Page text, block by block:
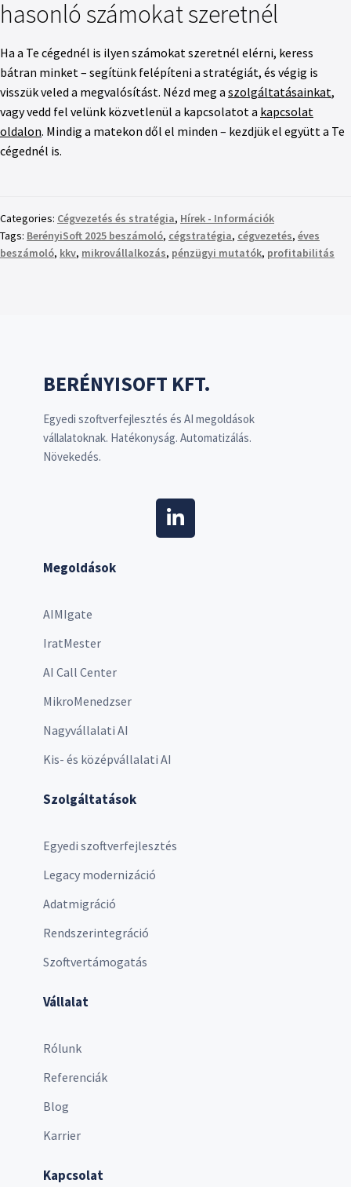
hasonló számokat szeretnél
Ha a Te cégednél is ilyen számokat szeretnél elérni, keress
bátran minket – segítünk felépíteni a stratégiát, és végig is
visszük veled a megvalósítást. Nézd meg a szolgáltatásainkat,
vagy vedd fel velünk közvetlenül a kapcsolatot a kapcsolat
oldalon. Mindig a matekon dől el minden – kezdjük el együtt a Te
cégednél is.
Categories: Cégvezetés és stratégia, Hírek - Információk
Tags: BerényiSoft 2025 beszámoló, cégstratégia, cégvezetés, éves
beszámoló, kkv, mikrovállalkozás, pénzügyi mutatók, profitabilitás
BERÉNYISOFT KFT.
Egyedi szoftverfejlesztés és AI megoldások
vállalatoknak. Hatékonyság. Automatizálás.
Növekedés.
Megoldások
AIMIgate
IratMester
AI Call Center
MikroMenedzser
Nagyvállalati AI
Kis- és középvállalati AI
Szolgáltatások
Egyedi szoftverfejlesztés
Legacy modernizáció
Adatmigráció
Rendszerintegráció
Szoftvertámogatás
Vállalat
Rólunk
Referenciák
Blog
Karrier
Kapcsolat